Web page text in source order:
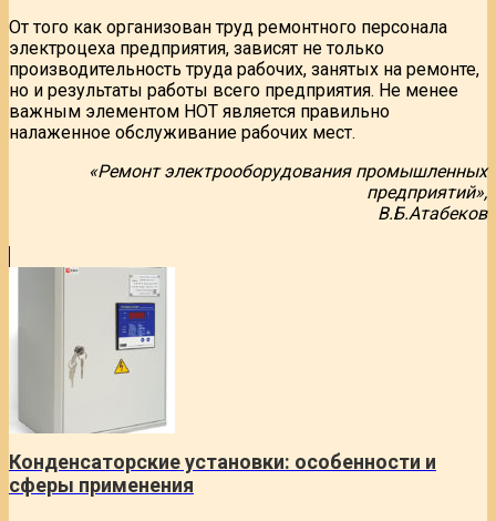
От того как организован труд ремонтного персонала
электроцеха предприятия, зависят не только
производительность труда рабочих, занятых на ремонте,
но и результаты работы всего предприятия. Не менее
важным элементом НОТ является правильно
налаженное обслуживание рабочих мест.
«Ремонт электрооборудования промышленных
предприятий»,
В.Б.Атабеков
Конденсаторские установки: особенности и
сферы применения